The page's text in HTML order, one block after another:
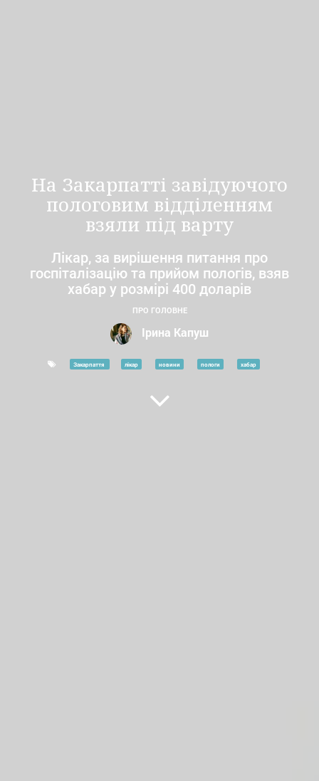
На Закарпатті завідуючого
пологовим відділенням
взяли під варту
Лікар, за вирішення питання про
госпіталізацію та прийом пологів, взяв
хабар у розмірі 400 доларів
ПРО ГОЛОВНЕ
Ірина Капуш
Закарпаття лікар новини пологи хабар